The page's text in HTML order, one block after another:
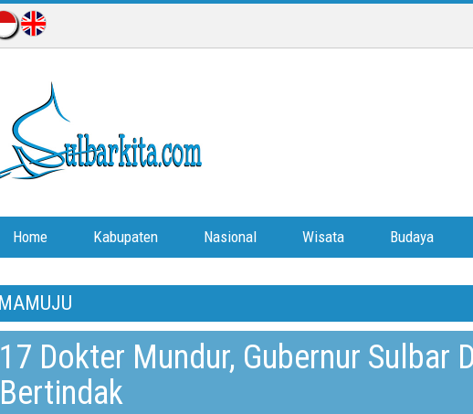
Home Kabupaten Nasional Wisata Budaya
MAMUJU
17 Dokter Mundur, Gubernur Sulbar
Bertindak